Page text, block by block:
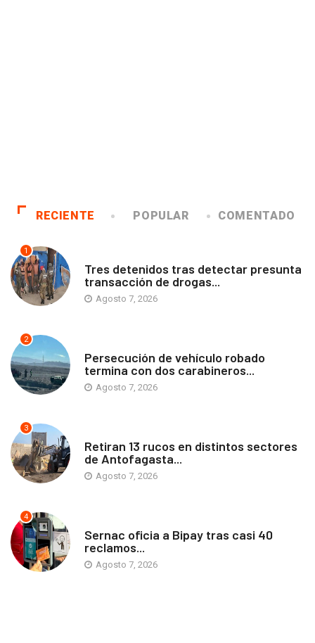
RECIENTE POPULAR COMENTADO
1
Tres detenidos tras detectar presunta
transacción de drogas...
Agosto 7, 2026
2
Persecución de vehículo robado
termina con dos carabineros...
Agosto 7, 2026
3
Retiran 13 rucos en distintos sectores
de Antofagasta...
Agosto 7, 2026
4
Sernac oficia a Bipay tras casi 40
reclamos...
Agosto 7, 2026